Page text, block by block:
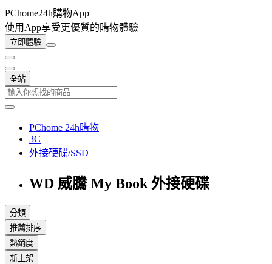
PChome24h購物App
使用App享受更優質的購物體驗
立即體驗
全站
PChome 24h購物
3C
外接硬碟/SSD
WD 威騰 My Book 外接硬碟
分類
推薦排序
熱銷度
新上架